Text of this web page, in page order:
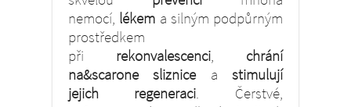
nemocí, lékem a silným podpůrným
prostředkem
při rekonvalescenci, chrání
na&scarone sliznicea stimulují
jejich regeneraci. Čerstvé,